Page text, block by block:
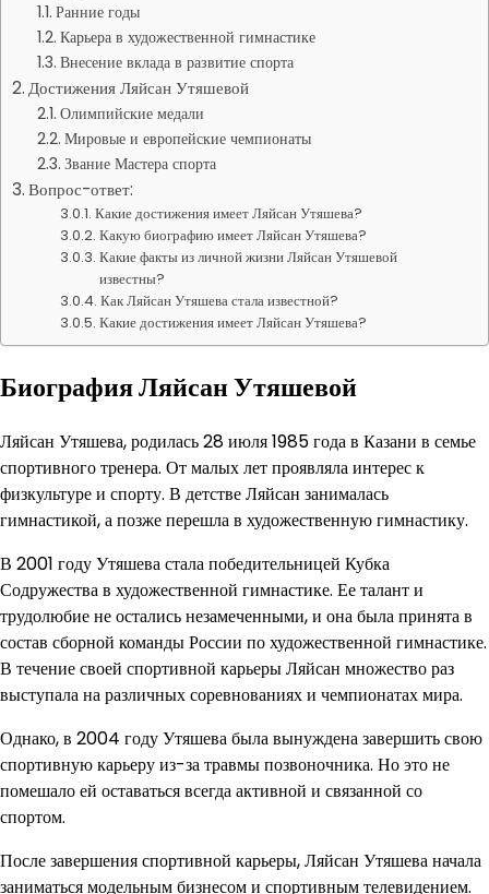
Ранние годы
Карьера в художественной гимнастике
Внесение вклада в развитие спорта
Достижения Ляйсан Утяшевой
Олимпийские медали
Мировые и европейские чемпионаты
Звание Мастера спорта
Вопрос-ответ:
Какие достижения имеет Ляйсан Утяшева?
Какую биографию имеет Ляйсан Утяшева?
Какие факты из личной жизни Ляйсан Утяшевой
известны?
Как Ляйсан Утяшева стала известной?
Какие достижения имеет Ляйсан Утяшева?
Биография Ляйсан Утяшевой
Ляйсан Утяшева, родилась 28 июля 1985 года в Казани в семье
спортивного тренера. От малых лет проявляла интерес к
физкультуре и спорту. В детстве Ляйсан занималась
гимнастикой, а позже перешла в художественную гимнастику.
В 2001 году Утяшева стала победительницей Кубка
Содружества в художественной гимнастике. Ее талант и
трудолюбие не остались незамеченными, и она была принята в
состав сборной команды России по художественной гимнастике.
В течение своей спортивной карьеры Ляйсан множество раз
выступала на различных соревнованиях и чемпионатах мира.
Однако, в 2004 году Утяшева была вынуждена завершить свою
спортивную карьеру из-за травмы позвоночника. Но это не
помешало ей оставаться всегда активной и связанной со
спортом.
После завершения спортивной карьеры, Ляйсан Утяшева начала
заниматься модельным бизнесом и спортивным телевидением.